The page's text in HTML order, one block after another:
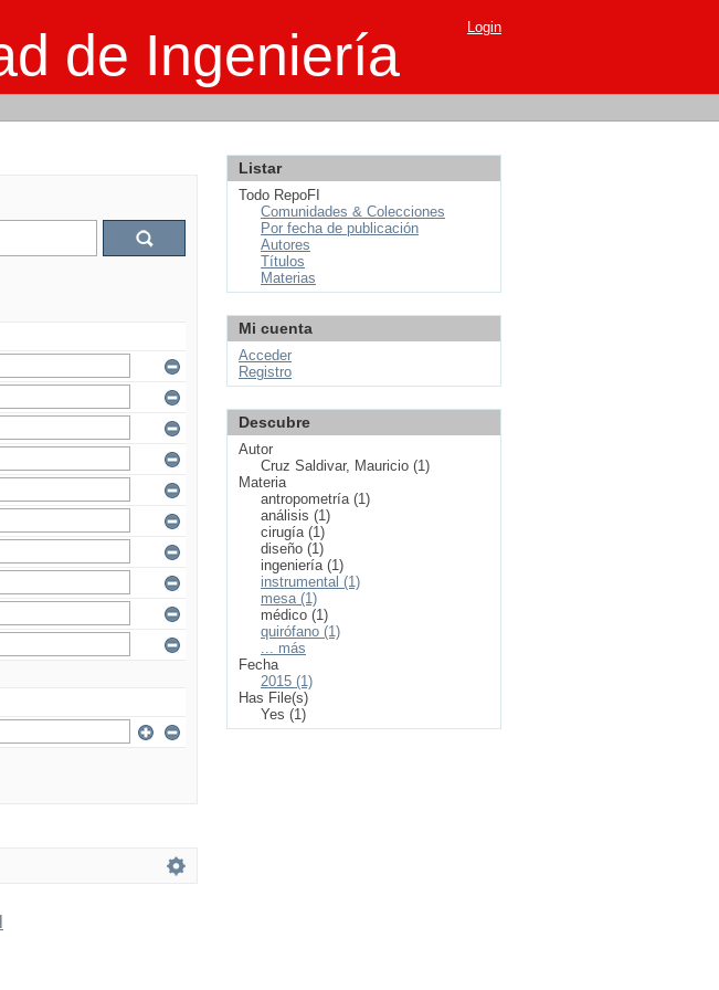
de Ingeniería Login
Listar
Todo RepoFI
Comunidades & Colecciones
Por fecha de publicación
Autores
Títulos
Materias
Mi cuenta
Acceder
Registro
Descubre
Autor
Cruz Saldivar, Mauricio (1)
Materia
antropometría (1)
análisis (1)
cirugía (1)
diseño (1)
ingeniería (1)
instrumental (1)
mesa (1)
médico (1)
quirófano (1)
... más
Fecha
2015 (1)
Has File(s)
Yes (1)